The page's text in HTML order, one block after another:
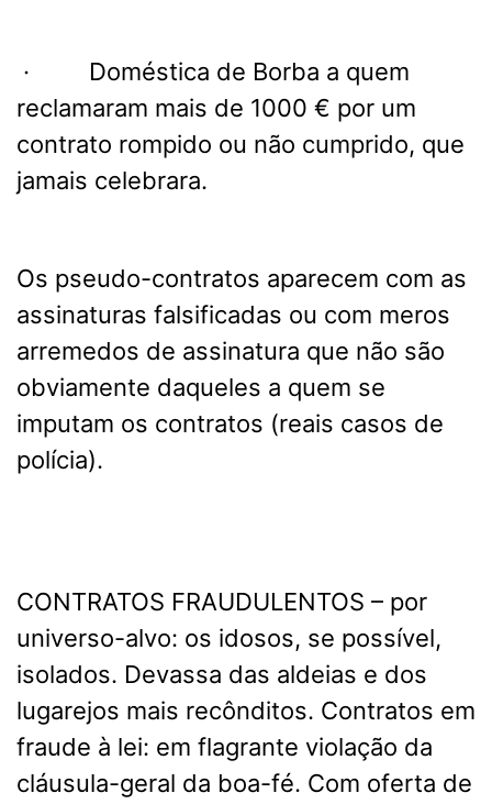
· Doméstica de Borba a quem
reclamaram mais de 1000 € por um
contrato rompido ou não cumprido, que
jamais celebrara.
Os pseudo-contratos aparecem com as
assinaturas falsificadas ou com meros
arremedos de assinatura que não são
obviamente daqueles a quem se
imputam os contratos (reais casos de
polícia).
CONTRATOS FRAUDULENTOS – por
universo-alvo: os idosos, se possível,
isolados. Devassa das aldeias e dos
lugarejos mais recônditos. Contratos em
fraude à lei: em flagrante violação da
cláusula-geral da boa-fé. Com oferta de